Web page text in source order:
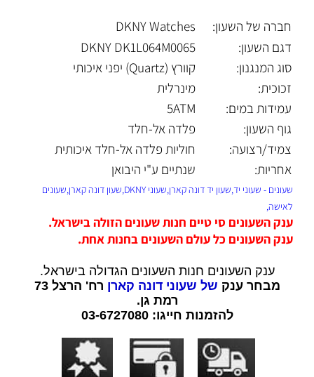
חברה של השעון:
DKNY Watches
דגם השעון:
DKNY DK1L064M0065
סוג המנגנון:
קוורץ (Quartz) יפני איכותי
זכוכית:
מינרלית
עמידות במים:
5ATM
גוף השעון:
פלדה אל-חלד
צמיד/רצועה:
חוליות פלדה אל-חלד איכותית
אחריות:
שנתיים ע"י היבואן
שעונים - שעוני יד,שעון יד דונה קארן,שעוני DKNY,שעון דונה קארן,שעונים
לאישה,
ענק השעונים סי טיים חנות שעונים הזולה בישראל.
ענק השעונים כל עולם השעונים בחנות אחת.
ענק השעונים חנות השעונים הגדולה בישראל.
מבחר ענק של שעוני דונה קארן
רח' הרצל 73
רמת גן.
להזמנות חייגו: 03-6727080